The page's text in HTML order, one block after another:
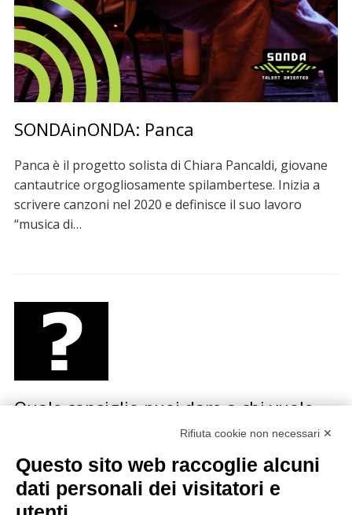
SONDAinONDA: Panca
Panca è il progetto solista di Chiara Pancaldi, giovane
cantautrice orgogliosamente spilambertese. Inizia a
scrivere canzoni nel 2020 e definisce il suo lavoro
“musica di…
Quale consiglio puoi dare a chi vuole
iniziare una carriera musicale?
La redazione di Sonda ha fatto questa domanda a
diversi artisti italiani e stranieri, dai Calexico a
Bennato, dalla Mannoia alle Orme, da Jon Spencer…
Rifiuta cookie non necessari ✕
Questo sito web raccoglie alcuni
dati personali dei visitatori e